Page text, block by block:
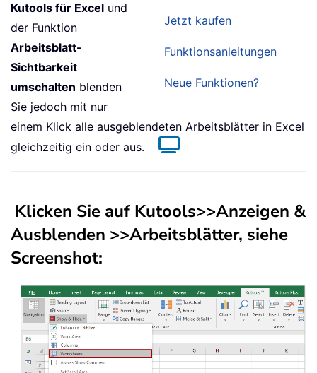
Jetzt kaufen
Funktionsanleitungen
Neue Funktionen?
Kutools für Excel und
der Funktion
Arbeitsblatt-
Sichtbarkeit
umschalten blenden
Sie jedoch mit nur
einem Klick alle ausgeblendeten Arbeitsblätter in Excel
gleichzeitig ein oder aus.
Klicken Sie auf Kutools>>Anzeigen &
Ausblenden >>Arbeitsblätter, siehe
Screenshot: